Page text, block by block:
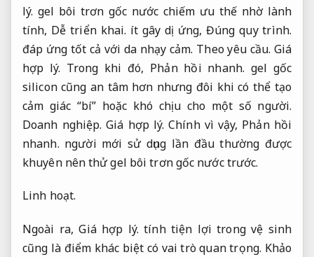
lý. gel bôi trơn gốc nước chiếm ưu thế nhờ lành
tính, Dễ triển khai. ít gây dị ứng,Đúng quy trình.
đáp ứng tốt cả với da nhạy cảm. Theo yêu cầu. Giá
hợp lý. Trong khi đó, Phản hồi nhanh. gel gốc
silicon cũng an tâm hơn nhưng đôi khi có thể tạo
cảm giác “bí” hoặc khó chịu cho một số người.
Doanh nghiệp. Giá hợp lý. Chính vì vậy, Phản hồi
nhanh. người mới sử dụng lần đầu thường được
khuyên nên thử gel bôi trơn gốc nước trước.
Linh hoạt.
Ngoài ra,Giá hợp lý. tính tiện lợi trong vệ sinh
cũng là điểm khác biệt có vai trò quan trọng. Khảo